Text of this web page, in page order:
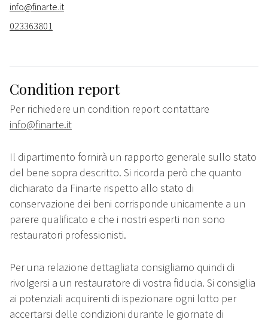
info@finarte.it
023363801
Condition report
Per richiedere un condition report contattare
info@finarte.it
Il dipartimento fornirà un rapporto generale sullo stato
del bene sopra descritto. Si ricorda però che quanto
dichiarato da Finarte rispetto allo stato di
conservazione dei beni corrisponde unicamente a un
parere qualificato e che i nostri esperti non sono
restauratori professionisti.
Per una relazione dettagliata consigliamo quindi di
rivolgersi a un restauratore di vostra fiducia. Si consiglia
ai potenziali acquirenti di ispezionare ogni lotto per
accertarsi delle condizioni durante le giornate di